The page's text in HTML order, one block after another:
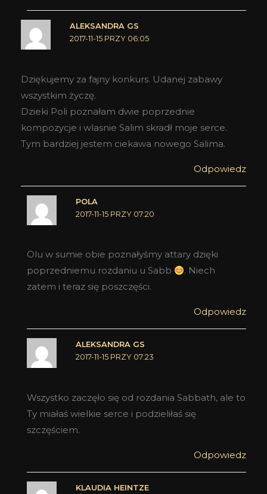
ALEKSANDRA GS
2017-11-15 PRZY 06:05
Dziękujemy za fajny konkurs. Udanej zabawy
wszystkim życzę.
Dzieki Poli poznałam dwie poprzednie
kompozycje i wlasnie Salim skradł moje serce.
Tym bardziej jestem ciekawa nowego Salima.
Odpowiedz
POLA
2017-11-15 PRZY 07:20
Olu w sumie obie poznałyśmy attary dzięki
poprzedniemu rozdaniu u Sabb
. Niech
zatem i teraz się poszczęści.
Odpowiedz
ALEKSANDRA GS
2017-11-15 PRZY 07:23
Wszystko zaczęło się od rozdania Sabbath, ale to
Ty miałaś wielkie serce i podzieliłaś się
szczęściem.
Odpowiedz
KLAUDIA HEINTZE